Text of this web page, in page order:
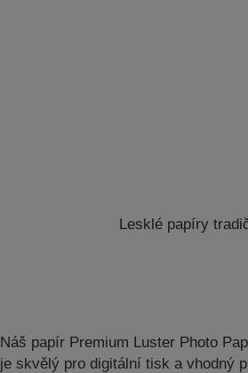
Lesklé papíry
Náš papír Premium Luster Photo
je skvělý pro digitální tisk a vhodný